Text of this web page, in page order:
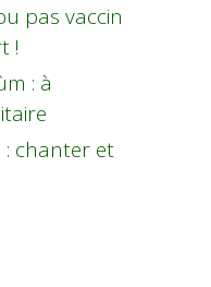
pas vaccin
!
: à
: chanter et